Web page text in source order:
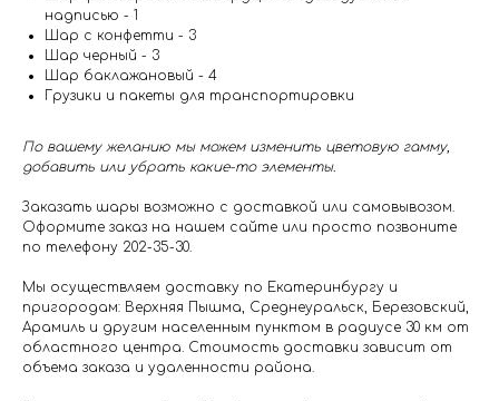
надписью - 1
Шар с конфетти - 3
Шар черный - 3
Шар баклажановый - 4
Грузики и пакеты для транспортировки
По вашему желанию мы можем изменить цветовую гамму,
добавить или убрать какие-то элементы.
Заказать шары возможно с доставкой или самовывозом.
Оформите заказ на нашем сайте или просто позвоните
по телефону 202-35-30.
Мы осуществляем доставку по Екатеринбургу и
пригородам: Верхняя Пышма, Среднеуральск, Березовский,
Арамиль и другим населенным пунктом в радиусе 30 км от
областного центра. Стоимость доставки зависит от
объема заказа и удаленности района.